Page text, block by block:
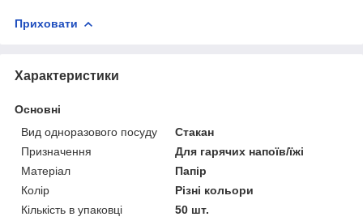
Приховати
Характеристики
Основні
Вид одноразового посуду
Стакан
Призначення
Для гарячих напоїв/їжі
Матеріал
Папір
Колір
Різні кольори
Кількість в упаковці
50 шт.